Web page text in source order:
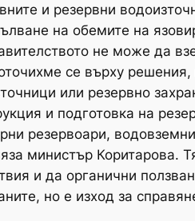
и резервни
на обемите на
не може да
се върху
или резервно
и подготовка на
резервоари,
министър Коритарова.
и да органични
но е изход за